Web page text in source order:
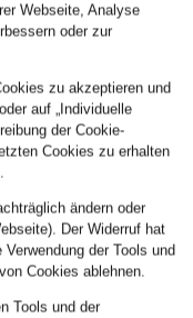
Webseite, Analyse
oder zur
zu akzeptieren und
auf „Individuelle
der Cookie-
Cookies zu erhalten
ändern oder
Der Widerruf hat
der Tools und
Cookies ablehnen.
Tools und der